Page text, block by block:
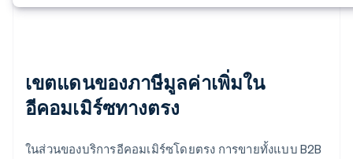
เขตแดนของภาษีมูลค่าเพิ่มใน
อีคอมเมิร์ซทางตรง
ในส่วนของบริการอีคอมเมิร์ซโดยตรง การขายทั้งแบบ B2B